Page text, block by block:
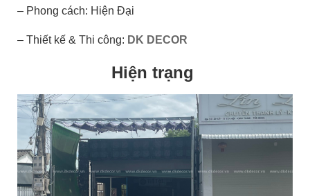
– Phong cách: Hiện Đại
– Thiết kế & Thi công: DK DECOR
Hiện trạng